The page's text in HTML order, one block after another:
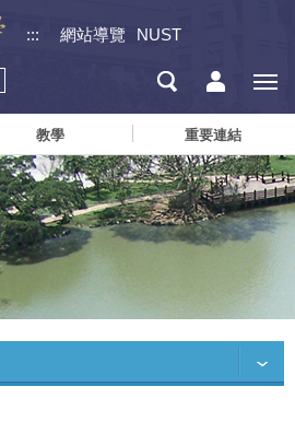
::: 網站導覽 NUST
教學 重要連結